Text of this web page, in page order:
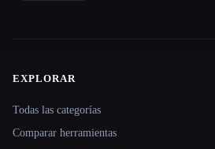
EXPLORAR
Todas las categorías
Comparar herramientas